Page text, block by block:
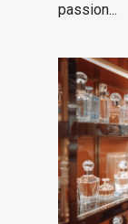
passion...